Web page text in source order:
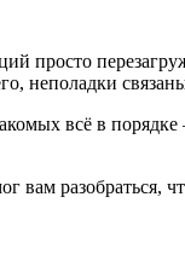
просто
неполадки
всё в
вам разобраться,